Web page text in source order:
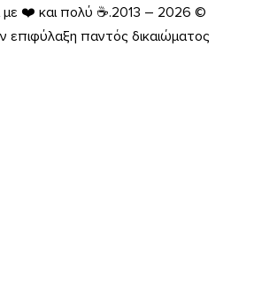
με ❤️ και πολύ ☕.2013 – 2026 ©
παντός δικαιώματος